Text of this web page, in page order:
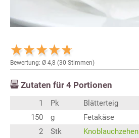
Bewertung: Ø 4,8 (30 Stimmen)
Zutaten für 4 Portionen
1 Pk
Blätterteig
150
g
Fetakäse
2
Stk
Knoblauchzehen